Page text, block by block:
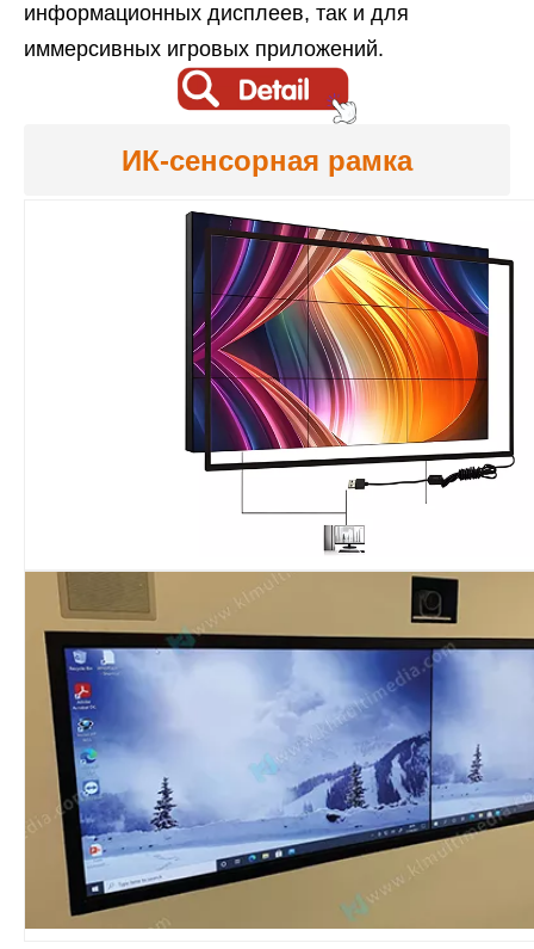
информационных дисплеев, так и для
иммерсивных игровых приложений.
ИК-сенсорная рамка